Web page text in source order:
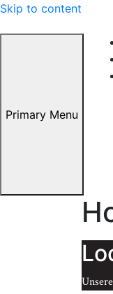
Skip to content
Primary Menu